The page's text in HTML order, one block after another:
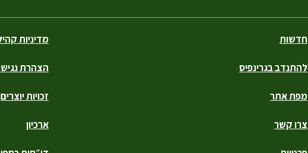
חדשות
להתנדב בגרינפיס
מפת אתר
צרו קשר
מדיניות
הצהרת
זכויות יוצרים
ארכיון